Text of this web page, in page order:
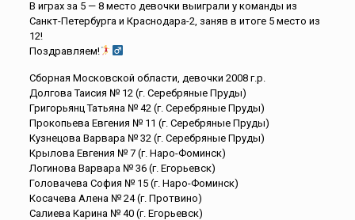
В играх за 5 — 8 место девочки выиграли у команды из
Санкт-Петербурга и Краснодара-2, заняв в итоге 5 место из
12!
Поздравляем!
Сборная Московской области, девочки 2008 г.р.
Долгова Таисия № 12 (г. Серебряные Пруды)
Григорьянц Татьяна № 42 (г. Серебряные Пруды)
Прокопьева Евгения № 11 (г. Серебряные Пруды)
Кузнецова Варвара № 32 (г. Серебряные Пруды)
Крылова Евгения № 7 (г. Наро-Фоминск)
Логинова Варвара № 36 (г. Егорьевск)
Головачева София № 15 (г. Наро-Фоминск)
Косачева Алена № 24 (г. Протвино)
Салиева Карина № 40 (г. Егорьевск)